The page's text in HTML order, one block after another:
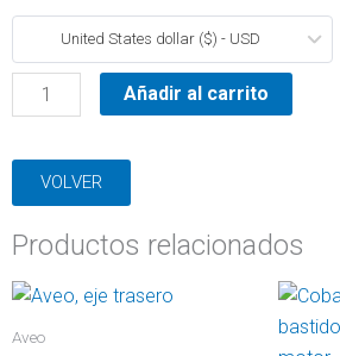
United States dollar ($) - USD
Tracker
4x4,
trasero
Añadir al carrito
VOLVER
Productos relacionados
Aveo